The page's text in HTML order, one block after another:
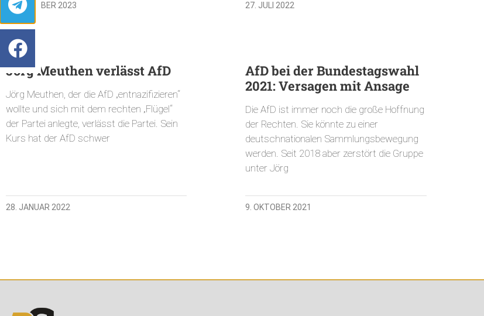
17. OKTOBER 2023 27. JULI 2022
Jörg Meuthen verlässt AfD
Jörg Meuthen, der die AfD „entnazifizieren“
wollte und sich mit dem rechten „Flügel“
der Partei anlegte, verlässt die Partei. Sein
Kurs hat der AfD schwer
28. JANUAR 2022
AfD bei der Bundestagswahl
2021: Versagen mit Ansage
Die AfD ist immer noch die große Hoffnung
der Rechten. Sie könnte zu einer
deutschnationalen Sammlungsbewegung
werden. Seit 2018 aber zerstört die Gruppe
unter Jörg
9. OKTOBER 2021